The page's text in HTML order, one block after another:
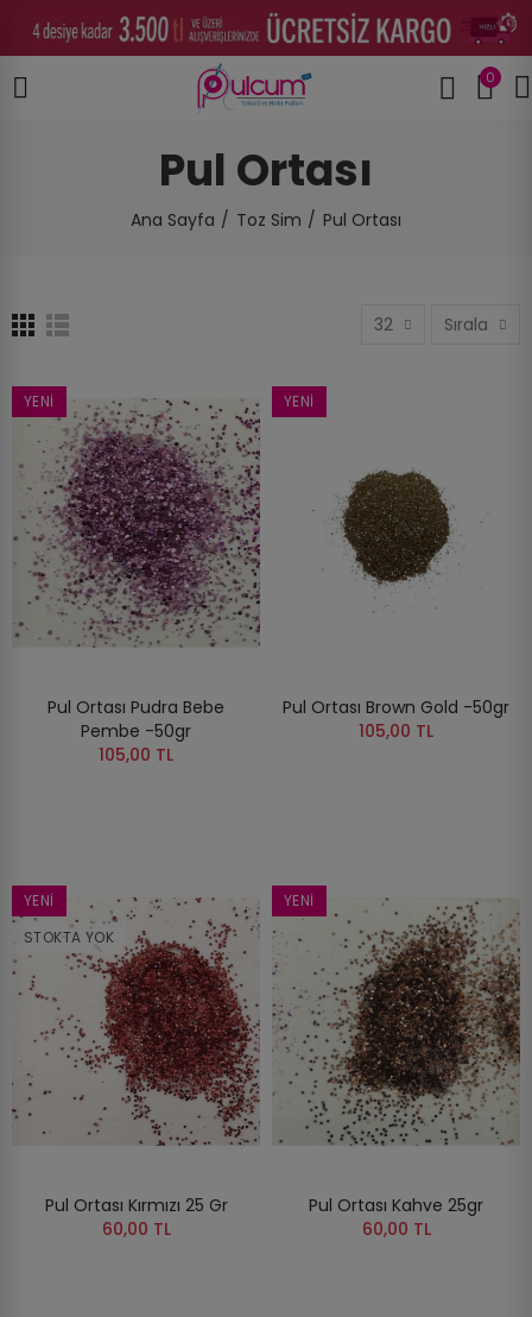
0
Pul Ortası
Ana Sayfa Toz Sim Pul Ortası
32 Sırala
YENI
Pul Ortası Pudra Bebe
Pembe -50gr
105,00 TL
YENI
Pul Ortası Brown Gold -50gr
105,00 TL
YENI
STOKTA YOK
Pul Ortası Kırmızı 25 Gr
60,00 TL
YENI
Pul Ortası Kahve 25gr
60,00 TL